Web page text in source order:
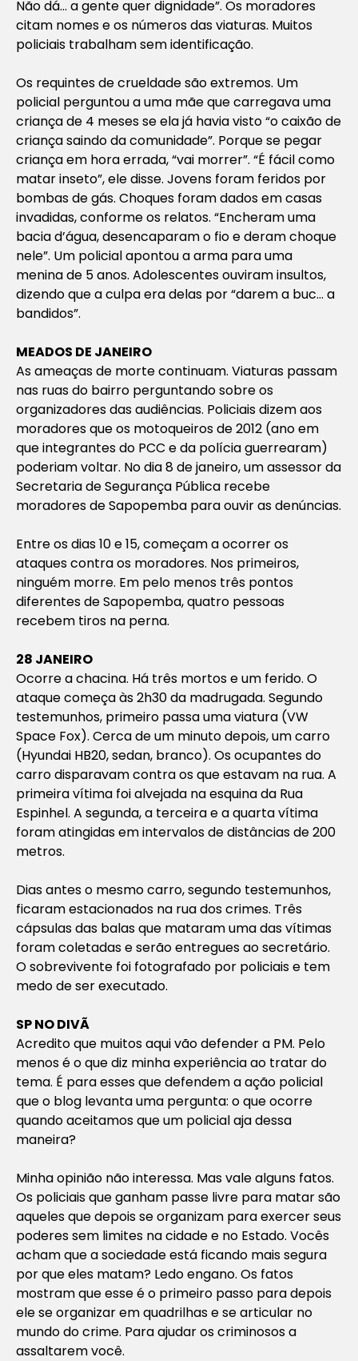
Não dá… a gente quer dignidade”. Os moradores
citam nomes e os números das viaturas. Muitos
policiais trabalham sem identificação.
Os requintes de crueldade são extremos. Um
policial perguntou a uma mãe que carregava uma
criança de 4 meses se ela já havia visto “o caixão de
criança saindo da comunidade”. Porque se pegar
criança em hora errada, “vai morrer”. “É fácil como
matar inseto”, ele disse. Jovens foram feridos por
bombas de gás. Choques foram dados em casas
invadidas, conforme os relatos. “Encheram uma
bacia d’água, desencaparam o fio e deram choque
nele”. Um policial apontou a arma para uma
menina de 5 anos. Adolescentes ouviram insultos,
dizendo que a culpa era delas por “darem a buc… a
bandidos”.
MEADOS DE JANEIRO
As ameaças de morte continuam. Viaturas passam
nas ruas do bairro perguntando sobre os
organizadores das audiências. Policiais dizem aos
moradores que os motoqueiros de 2012 (ano em
que integrantes do PCC e da polícia guerrearam)
poderiam voltar. No dia 8 de janeiro, um assessor da
Secretaria de Segurança Pública recebe
moradores de Sapopemba para ouvir as denúncias.
Entre os dias 10 e 15, começam a ocorrer os
ataques contra os moradores. Nos primeiros,
ninguém morre. Em pelo menos três pontos
diferentes de Sapopemba, quatro pessoas
recebem tiros na perna.
28 JANEIRO
Ocorre a chacina. Há três mortos e um ferido. O
ataque começa às 2h30 da madrugada. Segundo
testemunhos, primeiro passa uma viatura (VW
Space Fox). Cerca de um minuto depois, um carro
(Hyundai HB20, sedan, branco). Os ocupantes do
carro disparavam contra os que estavam na rua. A
primeira vítima foi alvejada na esquina da Rua
Espinhel. A segunda, a terceira e a quarta vítima
foram atingidas em intervalos de distâncias de 200
metros.
Dias antes o mesmo carro, segundo testemunhos,
ficaram estacionados na rua dos crimes. Três
cápsulas das balas que mataram uma das vítimas
foram coletadas e serão entregues ao secretário.
O sobrevivente foi fotografado por policiais e tem
medo de ser executado.
SP NO DIVÃ
Acredito que muitos aqui vão defender a PM. Pelo
menos é o que diz minha experiência ao tratar do
tema. É para esses que defendem a ação policial
que o blog levanta uma pergunta: o que ocorre
quando aceitamos que um policial aja dessa
maneira?
Minha opinião não interessa. Mas vale alguns fatos.
Os policiais que ganham passe livre para matar são
aqueles que depois se organizam para exercer seus
poderes sem limites na cidade e no Estado. Vocês
acham que a sociedade está ficando mais segura
por que eles matam? Ledo engano. Os fatos
mostram que esse é o primeiro passo para depois
ele se organizar em quadrilhas e se articular no
mundo do crime. Para ajudar os criminosos a
assaltarem você.